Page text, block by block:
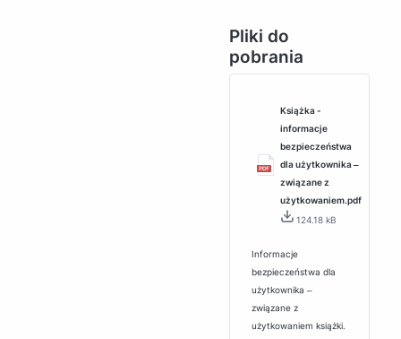
Pliki do
pobrania
Książka -
informacje
bezpieczeństwa
dla użytkownika ‒
związane z
użytkowaniem.pdf
124.18 kB
Informacje
bezpieczeństwa dla
użytkownika ‒
związane z
użytkowaniem książki.